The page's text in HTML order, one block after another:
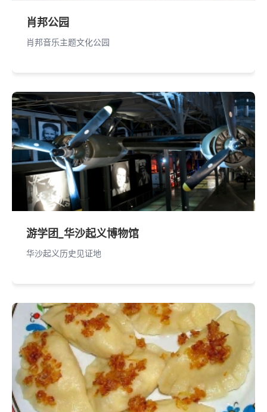
肖邦公园
肖邦音乐主题文化公园
游学团_华沙起义博物馆
华沙起义历史见证地